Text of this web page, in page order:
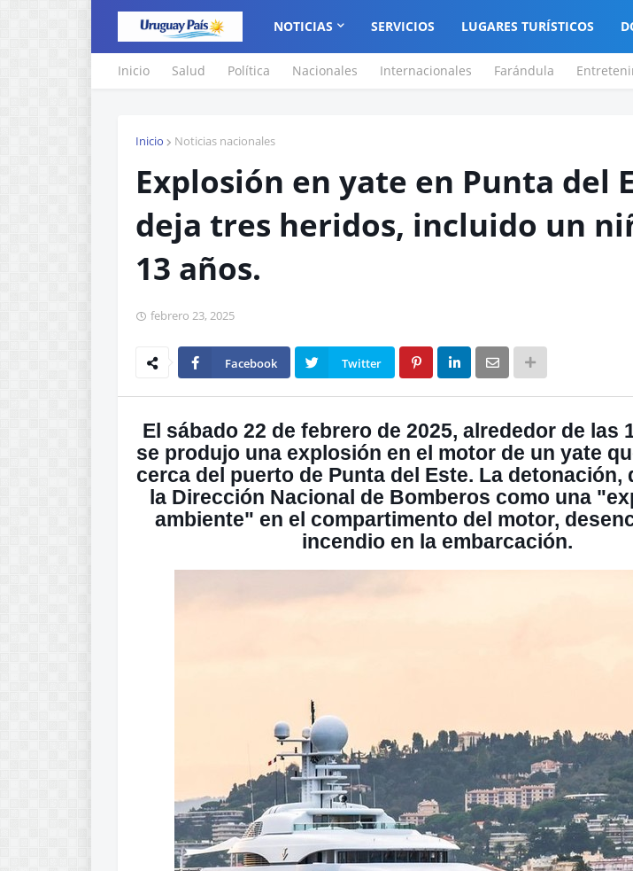
NOTICIAS SERVICIOS LUGARES TURÍSTICOS
Inicio Salud Política Nacionales Internacionales Farándula
Inicio Noticias nacionales
Explosión en yate en Punta del
deja tres heridos, incluido un
13 años.
febrero 23, 2025
Facebook Twitter
El sábado 22 de febrero de 2025, alrededor de las
se produjo una explosión en el motor de un yate
cerca del puerto de Punta del Este. La detonación,
la Dirección Nacional de Bomberos como una
ambiente" en el compartimento del motor,
incendio en la embarcación.